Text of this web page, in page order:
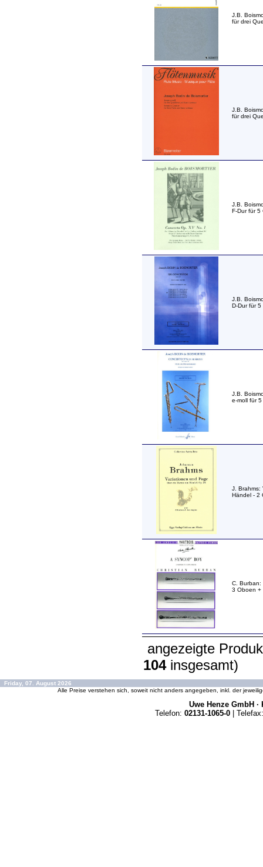
J.B.
für drei
J.B.
für drei
J.B.
F-Dur für 5
J.B.
D-Dur für
J.B.
e-moll für
J. Brahms:
Händel - 2
C. Burban:
3 Oboen +
angezeigte
104insgesamt)
Friday, 07. August 2026
Alle Preise verstehen sich, soweit nicht anders angegeben, inkl. der
Uwe Henze GmbH ·
Telefon: 02131-1065-0 | Telefax: